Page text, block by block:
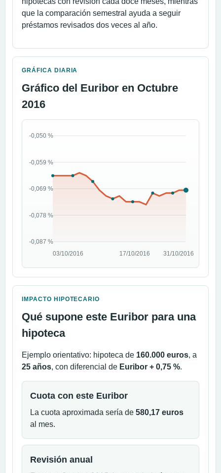
que la comparación semestral ayuda a seguir
préstamos revisados dos veces al año.
GRÁFICA DIARIA
Gráfico del Euribor en Octubre
2016
IMPACTO HIPOTECARIO
Qué supone este Euribor para una
hipoteca
Ejemplo orientativo: hipoteca de 160.000 euros, a
25 años, con diferencial de Euribor + 0,75 %.
Cuota con este Euribor
La cuota aproximada sería de 580,17 euros
al mes.
Revisión anual